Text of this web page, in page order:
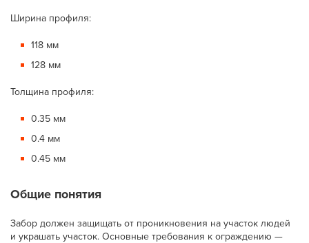
Ширина профиля:
118 мм
128 мм
Толщина профиля:
0.35 мм
0.4 мм
0.45 мм
Общие понятия
Забор должен защищать от проникновения на участок людей
и украшать участок. Основные требования к ограждению —